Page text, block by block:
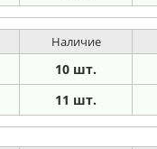
Наличие
10 шт.
11 шт.